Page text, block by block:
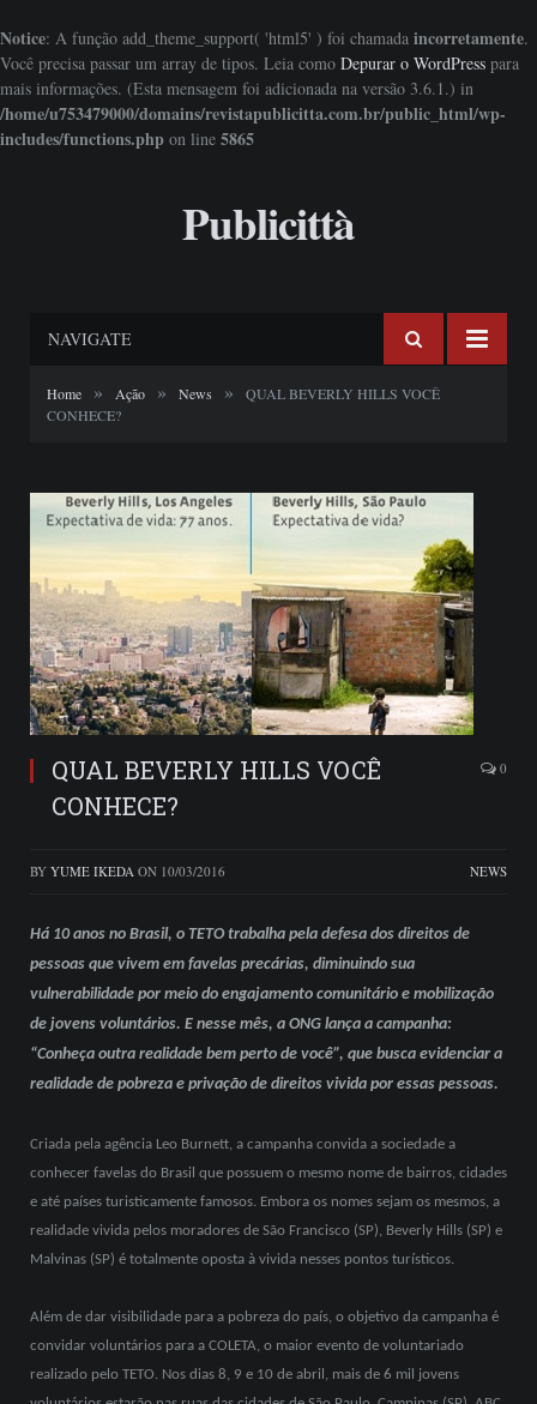
Notice: A função add_theme_support( 'html5' ) foi chamada incorretamente.
Você precisa passar um array de tipos. Leia como Depurar o WordPress para
mais informações. (Esta mensagem foi adicionada na versão 3.6.1.) in
/home/u753479000/domains/revistapublicitta.com.br/public_html/wp-
includes/functions.php on line 5865
Publicittà
NAVIGATE
Home » Ação » News »
QUAL BEVERLY HILLS VOCÊ
CONHECE?
QUAL BEVERLY HILLS VOCÊ
CONHECE?
0
BY YUME IKEDA ON 10/03/2016 NEWS
Há 10 anos no Brasil, o TETO trabalha pela defesa dos direitos de
pessoas que vivem em favelas precárias, diminuindo sua
vulnerabilidade por meio do engajamento comunitário e mobilização
de jovens voluntários. E nesse mês, a ONG lança a campanha:
“Conheça outra realidade bem perto de você”, que busca evidenciar a
realidade de pobreza e privação de direitos vivida por essas pessoas.
Criada pela agência Leo Burnett, a campanha convida a sociedade a
conhecer favelas do Brasil que possuem o mesmo nome de bairros, cidades
e até países turisticamente famosos. Embora os nomes sejam os mesmos, a
realidade vivida pelos moradores de São Francisco (SP), Beverly Hills (SP) e
Malvinas (SP) é totalmente oposta à vivida nesses pontos turísticos.
Além de dar visibilidade para a pobreza do país, o objetivo da campanha é
convidar voluntários para a COLETA, o maior evento de voluntariado
realizado pelo TETO. Nos dias 8, 9 e 10 de abril, mais de 6 mil jovens